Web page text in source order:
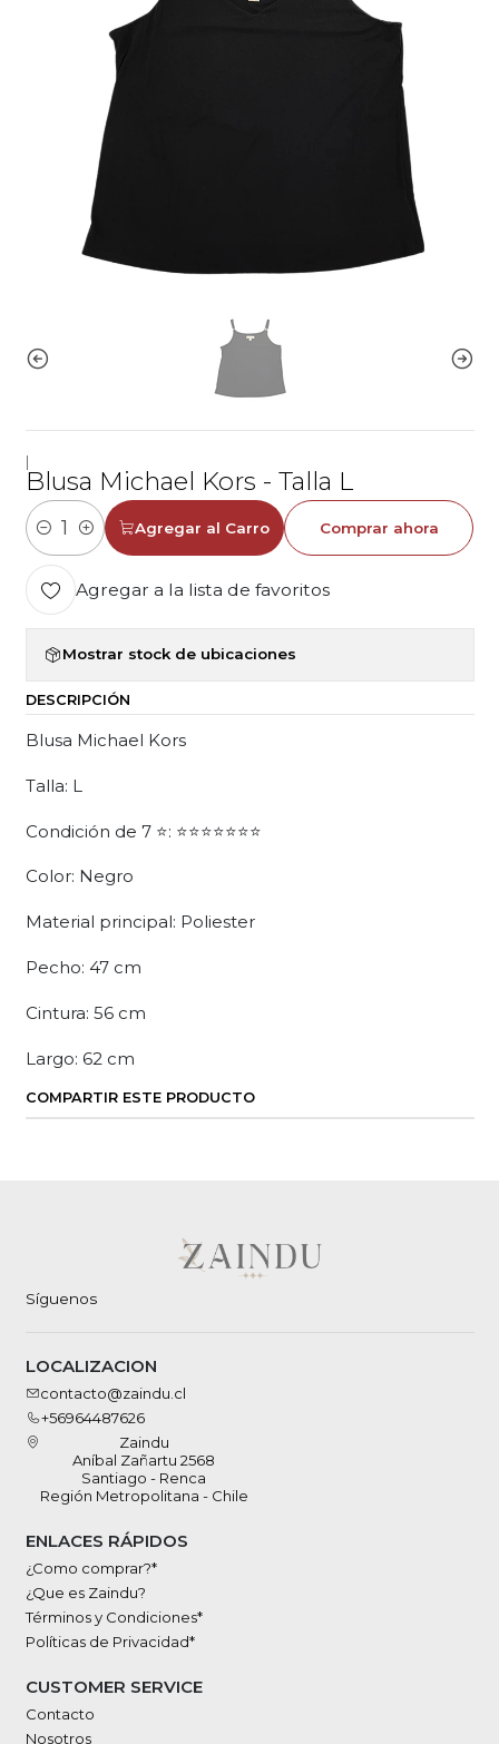
Blusa Michael Kors - Talla L
Cantidad
Agregar al Carro Comprar ahora
Agregar a la lista de favoritos
Mostrar stock de ubicaciones
DESCRIPCIÓN
Blusa Michael Kors
Talla: L
Condición de 7 ⭐: ⭐⭐⭐⭐⭐⭐⭐
Color: Negro
Material principal: Poliester
Pecho: 47 cm
Cintura: 56 cm
Largo: 62 cm
COMPARTIR ESTE PRODUCTO
Síguenos
LOCALIZACION
contacto@zaindu.cl
+56964487626
Zaindu
Aníbal Zañartu 2568
Santiago - Renca
Región Metropolitana - Chile
ENLACES RÁPIDOS
¿Como comprar?*
¿Que es Zaindu?
Términos y Condiciones*
Políticas de Privacidad*
CUSTOMER SERVICE
Contacto
Nosotros